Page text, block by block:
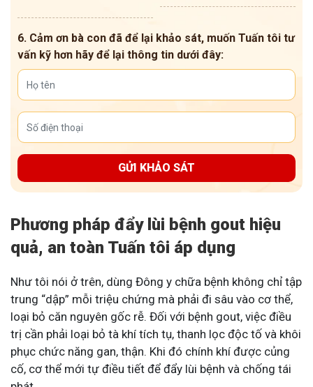
6. Cảm ơn bà con đã để lại khảo sát, muốn Tuấn tôi tư
vấn kỹ hơn hãy để lại thông tin dưới đây:
GỬI KHẢO SÁT
Phương pháp đẩy lùi bệnh gout hiệu
quả, an toàn Tuấn tôi áp dụng
Như tôi nói ở trên, dùng Đông y chữa bệnh không chỉ tập
trung “dập” mỗi triệu chứng mà phải đi sâu vào cơ thể,
loại bỏ căn nguyên gốc rễ. Đối với bệnh gout, việc điều
trị cần phải loại bỏ tà khí tích tụ, thanh lọc độc tố và khôi
phục chức năng gan, thận. Khi đó chính khí được củng
cố, cơ thể mới tự điều tiết để đẩy lùi bệnh và chống tái